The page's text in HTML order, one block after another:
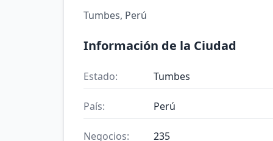
Tumbes, Perú
Información de la Ciudad
Estado: Tumbes
País: Perú
Negocios: 235